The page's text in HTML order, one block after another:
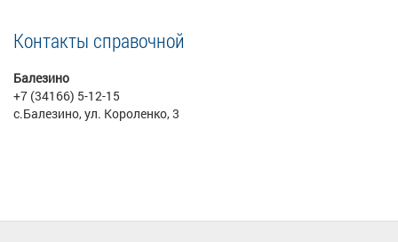
Контакты справочной
Балезино
+7 (34166) 5-12-15
с.Балезино, ул. Короленко, 3